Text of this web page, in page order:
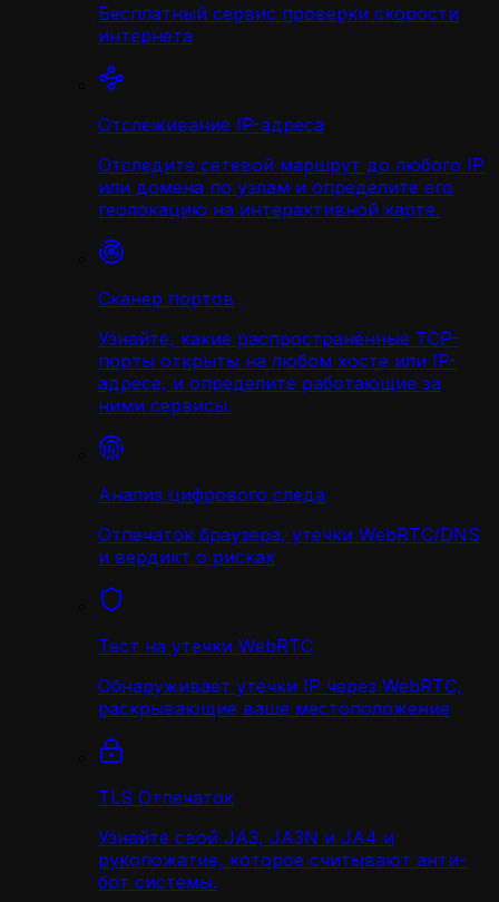
Бесплатный сервис проверки скорости
интернета
Отслеживание IP-адреса
Отследите сетевой маршрут до любого IP
или домена по узлам и определите его
геолокацию на интерактивной карте.
Сканер портов
Узнайте, какие распространённые TCP-
порты открыты на любом хосте или IP-
адресе, и определите работающие за
ними сервисы.
Анализ цифрового следа
Отпечаток браузера, утечки WebRTC/DNS
и вердикт о рисках
Тест на утечки WebRTC
Обнаруживает утечки IP через WebRTC,
раскрывающие ваше местоположение
TLS Отпечаток
Узнайте свой JA3, JA3N и JA4 и
рукопожатие, которое считывают анти-
бот системы.